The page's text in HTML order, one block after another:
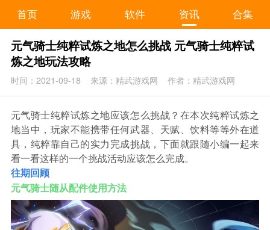
首页 游戏 软件 资讯 合集
元气骑士纯粹试炼之地怎么挑战 元气骑士纯粹试
炼之地玩法攻略
时间：2021-09-18 来源：精武游戏网 作者：精武游戏网
元气骑士纯粹试炼之地应该怎么挑战？在本次纯粹试炼之
地当中，玩家不能携带任何武器、天赋、饮料等等外在道
具，纯粹靠自己的实力完成挑战，下面就跟随小编一起来
看一看这样的一个挑战活动应该怎么完成。
往期回顾
元气骑士随从配件使用方法